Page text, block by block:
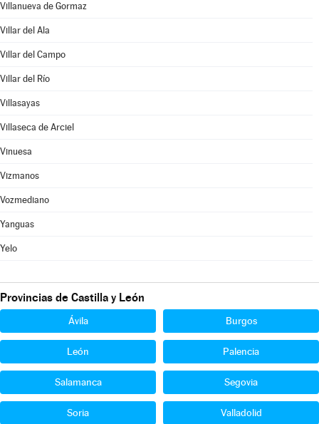
Villanueva de Gormaz
Villar del Ala
Villar del Campo
Villar del Río
Villasayas
Villaseca de Arciel
Vinuesa
Vizmanos
Vozmediano
Yanguas
Yelo
Provincias de Castilla y León
Ávila Burgos
León Palencia
Salamanca Segovia
Soria Valladolid